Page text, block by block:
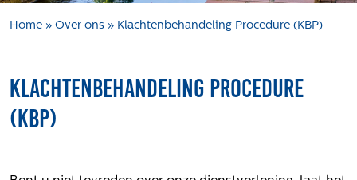
Tender-light voormalige St. Josefschool in
Brunssum
Tender-light Amundsenstraat Valkenswaard
Home » Over ons » Klachtenbehandeling Procedure (KBP)
Klachtenbehandeling Procedure
(KBP)